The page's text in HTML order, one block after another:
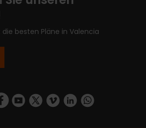
besten Pläne in Valencia
visit_valencia/
www.facebook.com/
https://www.youtube.com/user/
https://twitter.com/_VivaValencia
https://vimeo.com/
https://www.linkedin.com/company/turismo-valencia/https://api.whatsapp.com/send/